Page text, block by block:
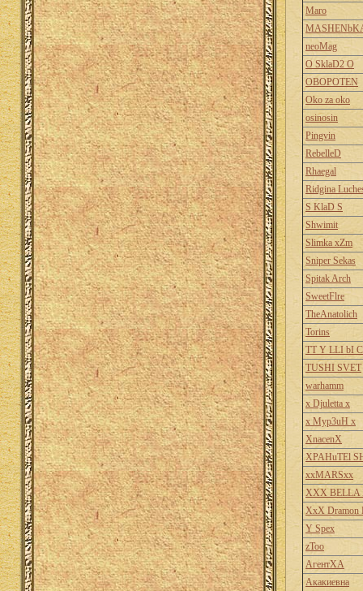
Maro
neoMag
O SklaD2 O
OBOPOTEN
Oko za oko
osinosin
Pingvin
RebelleD
Rhaegal
Ridgina
S KlaD S
Shwimit
Slimka xZm
Sniper Sekas
Spitak Arch
SweetFlre
TheAnatolich
Torins
TT Y LLI bI
TUSHI SVET
warhamm
x Djuletta x
x Myp3uH x
XnacenX
XPAHuTEl
xxMARSxx
XXX BELLA
XxX Dramon
Y Spex
zToo
АгентХА
Акакиевна